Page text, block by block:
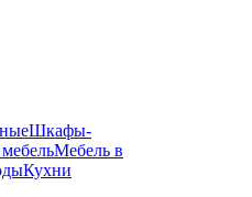
Шкафы-
Мебель в
Кухни